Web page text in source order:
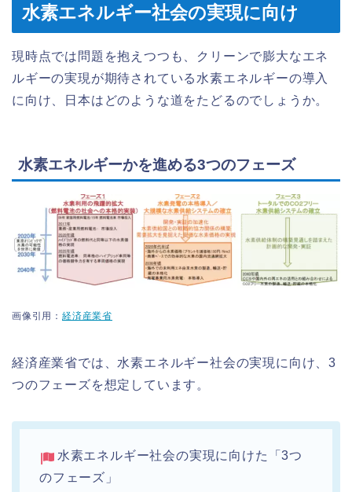
水素エネルギー社会の実現に向け
現時点では問題を抱えつつも、クリーンで膨大なエネ
ルギーの実現が期待されている水素エネルギーの導入
に向け、日本はどのような道をたどるのでしょうか。
水素エネルギーかを進める3つのフェーズ
画像引用： 経済産業省
経済産業省では、水素エネルギー社会の実現に向け、3
つのフェーズを想定しています。
水素エネルギー社会の実現に向けた「3つ
のフェーズ」